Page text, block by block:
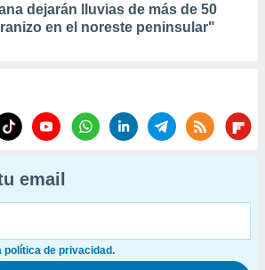
dejarán lluvias de más de 50
en el noreste peninsular"
email
política de privacidad.